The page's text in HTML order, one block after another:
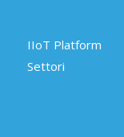
IIoT Platform
Settori